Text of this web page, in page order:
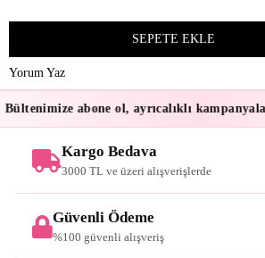
Yorum Yaz
abone ol, ayrıcalıklı
Kargo Bedava
3000 TL ve üzeri alışverişlerde
Güvenli Ödeme
%100 güvenli alışveriş